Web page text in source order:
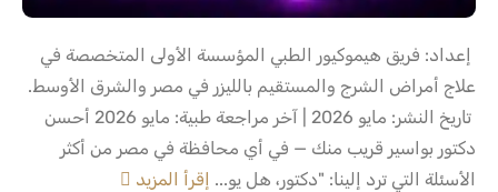
إعداد: فريق هيموكيور الطبي المؤسسة الأولى المتخصصة في
علاج أمراض الشرج والمستقيم بالليزر في مصر والشرق الأوسط.
تاريخ النشر: مايو 2026 | آخر مراجعة طبية: مايو 2026 أحسن
دكتور بواسير قريب منك — في أي محافظة في مصر من أكثر
الأسئلة التي ترد إلينا: "دكتور، هل يو... إقرأ المزيد